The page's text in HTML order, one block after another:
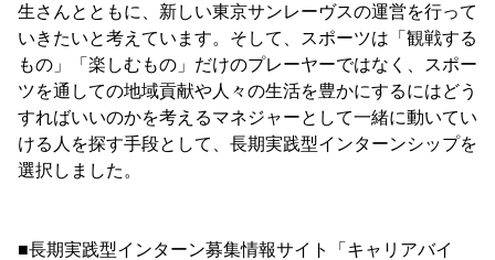
生さんとともに、新しい東京サンレーヴスの運営を行って
いきたいと考えています。そして、スポーツは「観戦する
もの」「楽しむもの」だけのプレーヤーではなく、スポー
ツを通しての地域貢献や人々の生活を豊かにするにはどう
すればいいのかを考えるマネジャーとして一緒に動いてい
ける人を探す手段として、長期実践型インターンシップを
選択しました。
■長期実践型インターン募集情報サイト「キャリアバイ